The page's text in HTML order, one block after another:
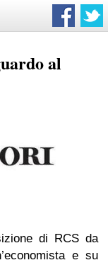
al
di RCS da
e su